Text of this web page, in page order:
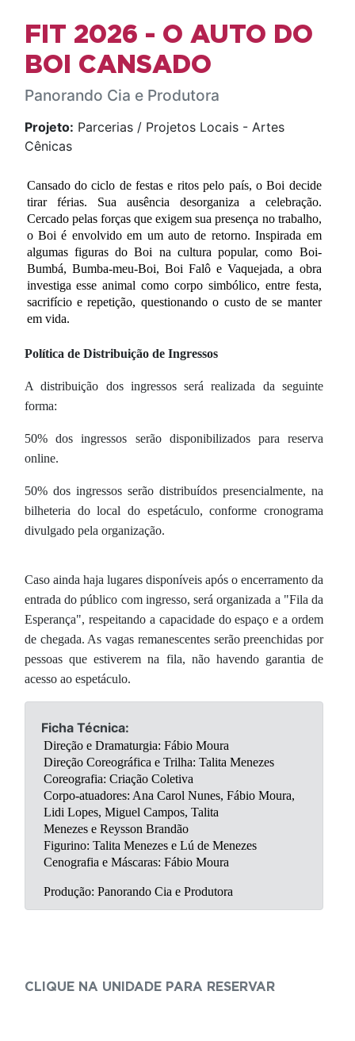
FIT 2026 - O AUTO DO
BOI CANSADO
Panorando Cia e Produtora
Projeto: Parcerias / Projetos Locais - Artes
Cênicas
Cansado do ciclo de festas e ritos pelo país, o Boi decide
tirar férias. Sua ausência desorganiza a celebração.
Cercado pelas forças que exigem sua presença no trabalho,
o Boi é envolvido em um auto de retorno. Inspirada em
algumas figuras do Boi na cultura popular, como Boi-
Bumbá, Bumba-meu-Boi, Boi Falô e Vaquejada, a obra
investiga esse animal como corpo simbólico, entre festa,
sacrifício e repetição, questionando o custo de se manter
em vida.
Política de Distribuição de Ingressos
A distribuição dos ingressos será realizada da seguinte
forma:
50% dos ingressos serão disponibilizados para reserva
online.
50% dos ingressos serão distribuídos presencialmente, na
bilheteria do local do espetáculo, conforme cronograma
divulgado pela organização.
Caso ainda haja lugares disponíveis após o encerramento da
entrada do público com ingresso, será organizada a "Fila da
Esperança", respeitando a capacidade do espaço e a ordem
de chegada. As vagas remanescentes serão preenchidas por
pessoas que estiverem na fila, não havendo garantia de
acesso ao espetáculo.
Ficha Técnica:
Direção e Dramaturgia: Fábio Moura
Direção Coreográfica e Trilha: Talita Menezes
Coreografia: Criação Coletiva
Corpo-atuadores: Ana Carol Nunes, Fábio Moura,
Lidi Lopes, Miguel Campos, Talita
Menezes e Reysson Brandão
Figurino: Talita Menezes e Lú de Menezes
Cenografia e Máscaras: Fábio Moura
Produção: Panorando Cia e Produtora
CLIQUE NA UNIDADE PARA RESERVAR